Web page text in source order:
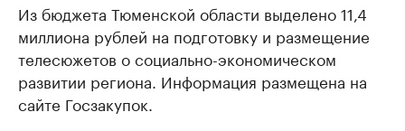
Из бюджета Тюменской области выделено 11,4
миллиона рублей на подготовку и размещение
телесюжетов о социально-экономическом
развитии региона. Информация размещена на
сайте Госзакупок.